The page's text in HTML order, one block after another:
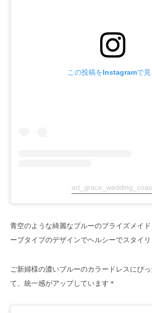
この投稿をInstagramで見
青空のような綺麗なブルーのブライズメイ
ーブタイプのデザインでヘルシーでスタイ
ご新婦様の濃いブルーのカラードレスにぴ
て、統一感がアップしています＊